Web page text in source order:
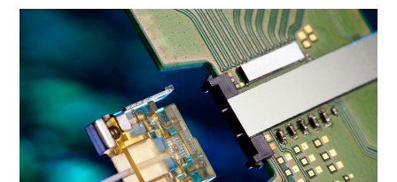
骅飞科技主要介绍X-RAY检测芯片内部异常